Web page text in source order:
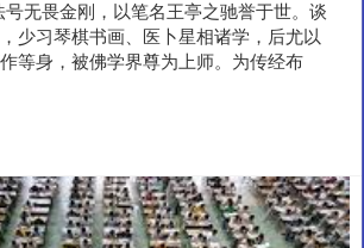
无畏金刚，以笔名王亭之驰誉于世。谈
少习琴棋书画、医卜星相诸学，后尤以
等身，被佛学界尊为上师。为传经布